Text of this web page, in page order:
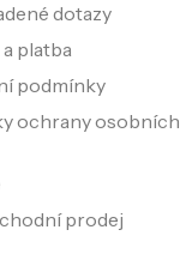
dotazy
platba
podmínky
ochrany osobních
prodej